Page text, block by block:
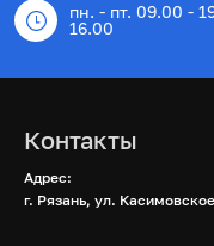
пн. - пт. 09.00 -
16.00
Контакты
Адрес:
г. Рязань, ул.